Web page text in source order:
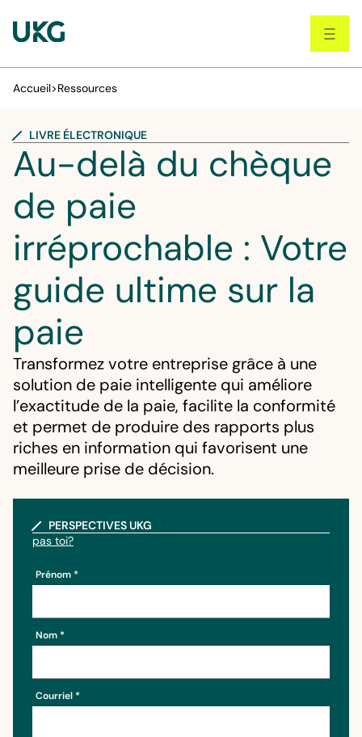
main
Accueil>Ressources
LIVRE ÉLECTRONIQUE
Au-delà du chèque
de paie
irréprochable : Votre
guide ultime sur la
paie
Transformez votre entreprise grâce à une
solution de paie intelligente qui améliore
l’exactitude de la paie, facilite la conformité
et permet de produire des rapports plus
riches en information qui favorisent une
meilleure prise de décision.
PERSPECTIVES UKG
pas toi?
Prénom
Nom
Courriel